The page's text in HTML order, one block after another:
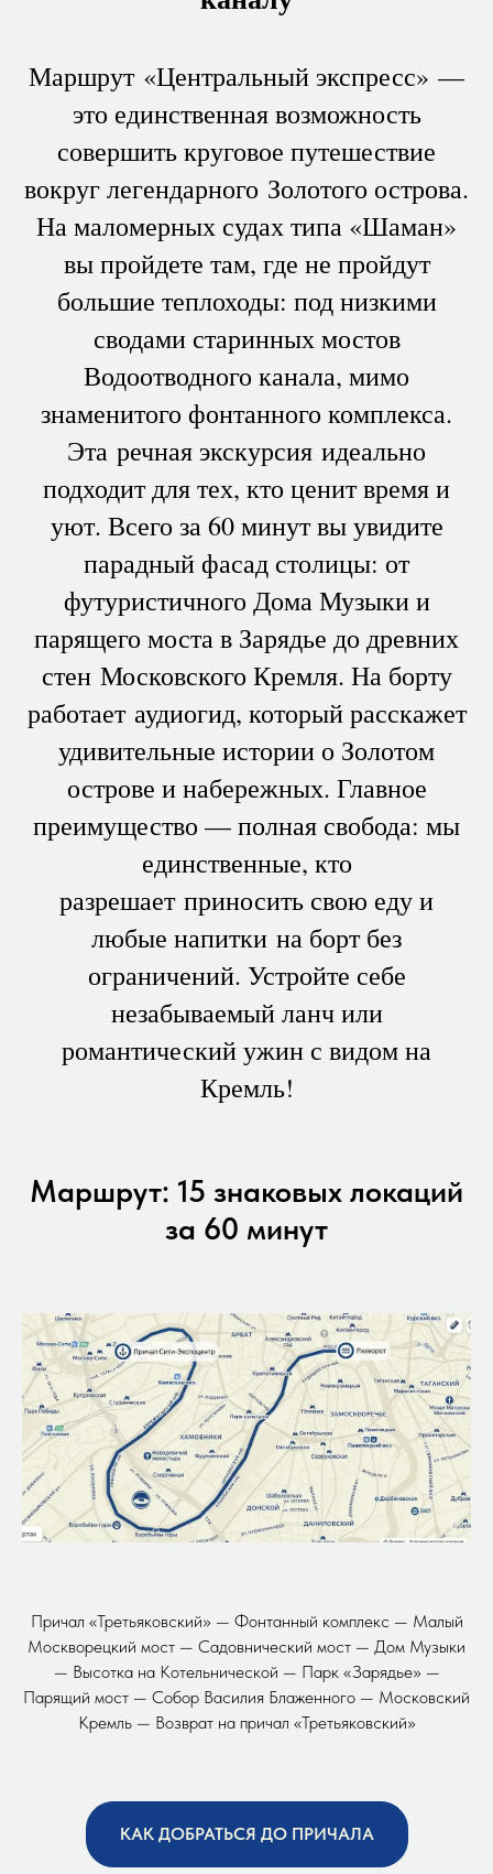
Маршрут «Центральный экспресс» —
это единственная возможность
совершить круговое путешествие
вокруг легендарного Золотого острова.
На маломерных судах типа «Шаман»
вы пройдете там, где не пройдут
большие теплоходы: под низкими
сводами старинных мостов
Водоотводного канала, мимо
знаменитого фонтанного комплекса.
Эта речная экскурсия идеально
подходит для тех, кто ценит время и
уют. Всего за 60 минут вы увидите
парадный фасад столицы: от
футуристичного Дома Музыки и
парящего моста в Зарядье до древних
стен Московского Кремля. На борту
работает аудиогид, который расскажет
удивительные истории о Золотом
острове и набережных. Главное
преимущество — полная свобода: мы
единственные, кто
разрешает приносить свою еду и
любые напитки на борт без
ограничений. Устройте себе
незабываемый ланч или
романтический ужин с видом на
Кремль!
Маршрут: 15 знаковых локаций
за 60 минут
Причал «Третьяковский» — Фонтанный комплекс — Малый
Москворецкий мост — Садовнический мост — Дом Музыки
— Высотка на Котельнической — Парк «Зарядье» —
Парящий мост — Собор Василия Блаженного — Московский
Кремль — Возврат на причал «Третьяковский»
КАК ДОБРАТЬСЯ ДО ПРИЧАЛА